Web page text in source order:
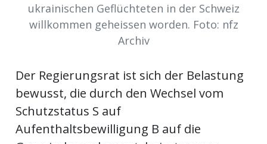
ukrainischen Geflüchteten in der Schweiz
willkommen geheissen worden. Foto: nfz
Archiv
Der Regierungsrat ist sich der Belastung
bewusst, die durch den Wechsel vom
Schutzstatus S auf
Aufenthaltsbewilligung B auf die